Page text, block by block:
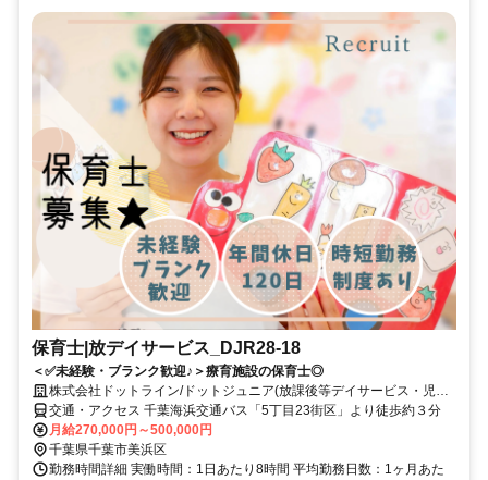
保育士|放デイサービス_DJR28-18
＜✅未経験・ブランク歓迎♪＞療育施設の保育士◎
株式会社ドットライン/ドットジュニア(放課後等デイサービス・児童
発達支援) 真砂第1教室
交通・アクセス 千葉海浜交通バス「5丁目23街区」より徒歩約３分
月給270,000円～500,000円
千葉県千葉市美浜区
勤務時間詳細 実働時間：1日あたり8時間 平均勤務日数：1ヶ月あた